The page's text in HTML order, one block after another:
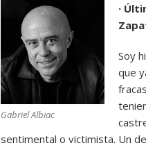
Gabriel Albiac
·
Soy
que
sentimental o victimista. Un